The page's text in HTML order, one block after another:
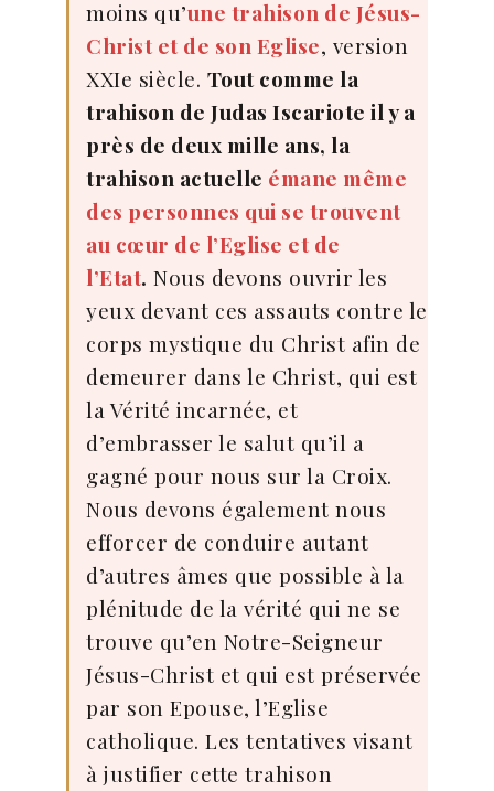
moins qu’une trahison de Jésus-
Christ et de son Eglise, version
XXIe siècle. Tout comme la
trahison de Judas Iscariote il y a
près de deux mille ans, la
trahison actuelle émane même
des personnes qui se trouvent
au cœur de l’Eglise et de
l’Etat. Nous devons ouvrir les
yeux devant ces assauts contre le
corps mystique du Christ afin de
demeurer dans le Christ, qui est
la Vérité incarnée, et
d’embrasser le salut qu’il a
gagné pour nous sur la Croix.
Nous devons également nous
efforcer de conduire autant
d’autres âmes que possible à la
plénitude de la vérité qui ne se
trouve qu’en Notre-Seigneur
Jésus-Christ et qui est préservée
par son Epouse, l’Eglise
catholique. Les tentatives visant
à justifier cette trahison